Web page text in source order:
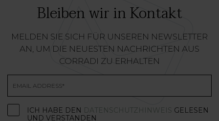
Bleiben wir in Kontakt
MELDEN SIE SICH FÜR UNSEREN NEWSLETTER
AN, UM DIE NEUESTEN NACHRICHTEN AUS
CORRADI ZU ERHALTEN
ICH HABE DEN DATENSCHUTZHINWEIS GELESEN
UND VERSTANDEN